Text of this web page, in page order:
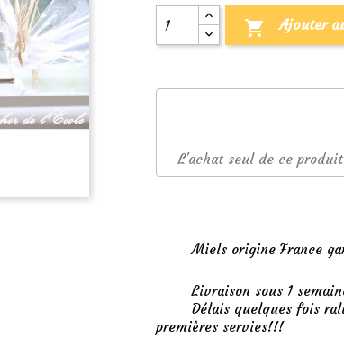
 Ajouter
L'achat seul de ce
Miels origine France
Livraison sous 1
Délais quelques fois
premières servies!!!